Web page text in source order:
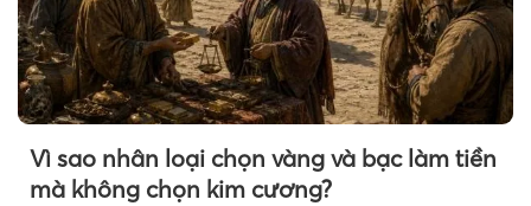
Vì sao nhân loại chọn vàng và bạc làm tiền
mà không chọn kim cương?